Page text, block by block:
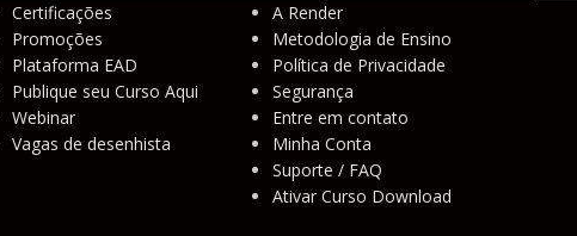
Certificações
Promoções
Plataforma EAD
Publique seu Curso Aqui
Webinar
Vagas de desenhista
A Render
Metodologia de Ensino
Política de Privacidade
Segurança
Entre em contato
Minha Conta
Suporte / FAQ
Ativar Curso Download